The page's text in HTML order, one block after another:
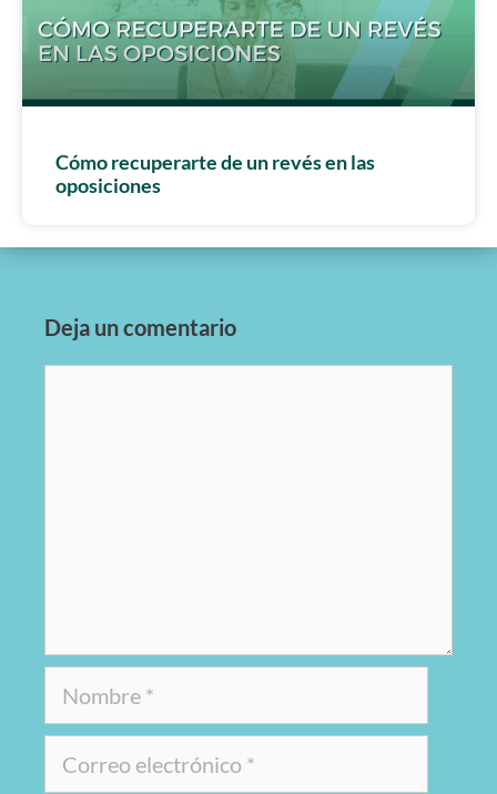
Cómo recuperarte de un revés en las
oposiciones
Deja un comentario